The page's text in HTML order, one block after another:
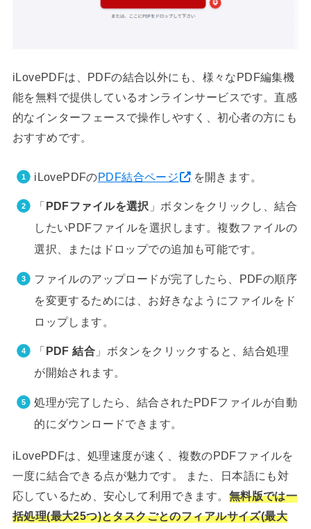
iLovePDFは、PDFの結合以外にも、様々なPDF編集機
能を無料で提供しているオンラインサービスです。直感
的なインターフェースで操作しやすく、初心者の方にも
おすすめです。
iLovePDFのPDF結合ページ を開きます。
「PDFファイルを選択 」ボタンをクリックし、結合
したいPDFファイルを選択します。複数ファイルの
選択、またはドロップでの追加も可能です。
ファイルのアップロードが完了したら、PDFの順序
を変更するためには、お好きなようにファイルをド
ロップします。
「 PDF 結合 」ボタンをクリックすると、結合処理
が開始されます。
処理が完了したら、結合されたPDFファイルが自動
的にダウンロードできます。
iLovePDFは、処理速度が速く、複数のPDFファイルを
一度に結合できる点が魅力です。 また、日本語にも対
応しているため、安心して利用できます。 無料版では一
括処理(最大25つ)とタスクごとのフィアルサイズ(最大